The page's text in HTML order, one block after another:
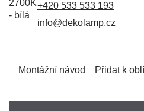
+420 533 533 193
info@dekolamp.cz
Montážní návod Přidat k